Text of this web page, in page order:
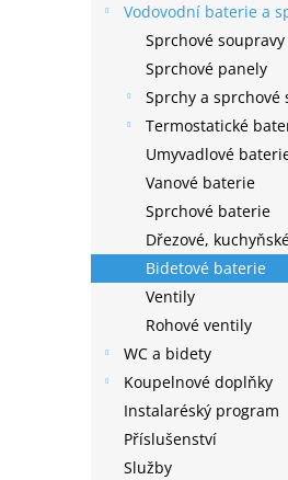
Vodovodní baterie a
Sprchové soupravy
Sprchové panely
Sprchy a sprchové
Termostatické
Umyvadlové
Vanové baterie
Sprchové baterie
Dřezové,
Bidetové baterie
Ventily
Rohové ventily
WC a bidety
Koupelnové doplňky
Instalaréský program
Příslušenství
Služby